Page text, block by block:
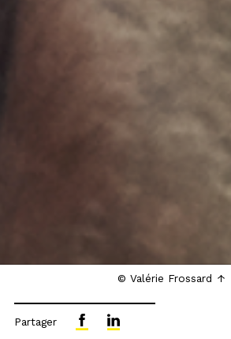
© Valérie Frossard
Partager